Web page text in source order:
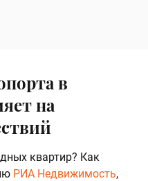
в
на
квартир? Как
РИА Недвижимость,